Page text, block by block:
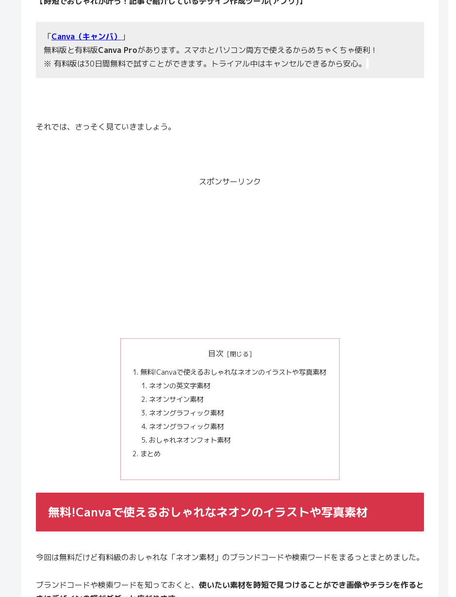
「Canva（キャンバ）
」
無料版と有料版Canva Proがあります。スマホとパソコン両方で使えるからめちゃくちゃ便利！
※ 有料版は30日間無料で試すことができます。トライアル中はキャンセルできるから安心。
それでは、さっそく見ていきましょう。
スポンサーリンク
目次
無料!Canvaで使えるおしゃれなネオンのイラストや写真素材
ネオンの英文字素材
ネオンサイン素材
ネオングラフィック素材
ネオングラフィック素材
おしゃれネオンフォト素材
まとめ
無料!Canvaで使えるおしゃれなネオンのイラストや写真素材
今回は無料だけど有料級のおしゃれな「ネオン素材」のブランドコードや検索ワードをまるっとまとめました。
ブランドコードや検索ワードを知っておくと、 使いたい素材を時短で見つけることができ画像やチラシを作ると